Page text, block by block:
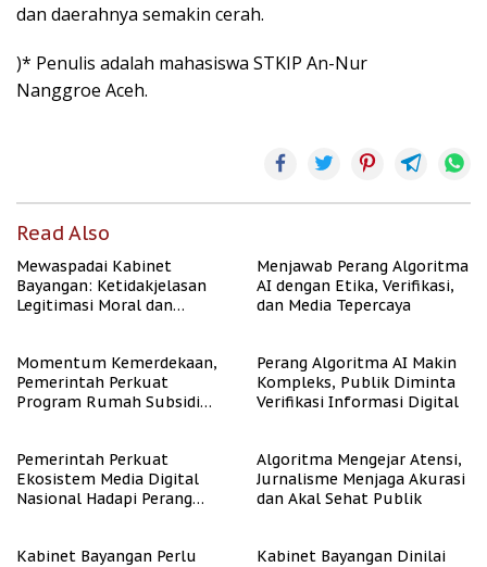
dan daerahnya semakin cerah.
)* Penulis adalah mahasiswa STKIP An-Nur
Nanggroe Aceh.
Read Also
Mewaspadai Kabinet
Bayangan: Ketidakjelasan
Legitimasi Moral dan
Menjawab Perang Algoritma
AI dengan Etika, Verifikasi,
dan Media Tepercaya
Momentum Kemerdekaan,
Pemerintah Perkuat
Program Rumah Subsidi
Perang Algoritma AI Makin
Kompleks, Publik Diminta
Verifikasi Informasi Digital
Pemerintah Perkuat
Ekosistem Media Digital
Nasional Hadapi Perang
Algoritma Mengejar Atensi,
Jurnalisme Menjaga Akurasi
dan Akal Sehat Publik
Kabinet Bayangan Perlu
Kabinet Bayangan Dinilai